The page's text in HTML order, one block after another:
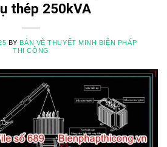
thép 250kVA
BYBẢN VẼ THUYẾT MINH BIỆN PHÁP
THI CÔNG